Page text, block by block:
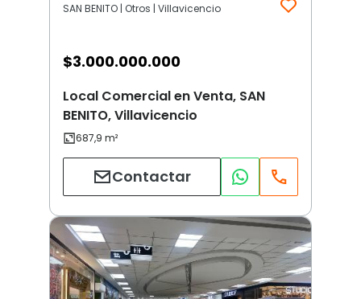
SAN BENITO | Otros | Villavicencio
$3.000.000.000
Local Comercial en Venta, SAN
BENITO, Villavicencio
Contactar